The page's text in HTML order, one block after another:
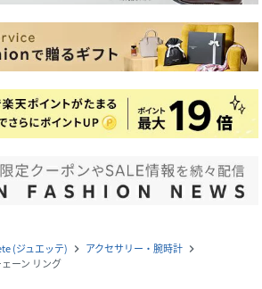
(ジュエッテ) navigate_next アクセサリー・腕時計 navigate_next
ェーン リング